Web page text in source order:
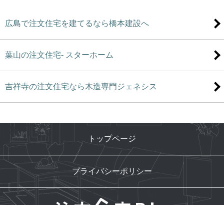
広島で注文住宅を建てるなら橋本建設へ
葉山の注文住宅- スターホーム
吉祥寺の注文住宅なら木造専門ジェネシス
トップページ
プライバシーポリシー